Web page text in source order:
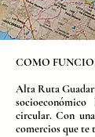
COMO
Alta Ruta
circular. Con
comercios que te